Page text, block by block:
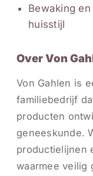
Bewaking
huisstijl
Over Von
Von Gahlen is
familiebedrijf
producten
geneeskunde.
productielijnen
waarmee veilig